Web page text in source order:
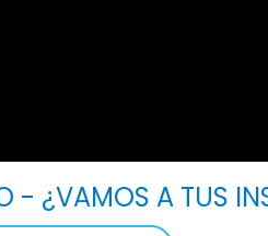
- ¿VAMOS A TUS